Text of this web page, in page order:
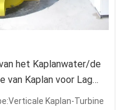
het Kaplanwater/de
van Kaplan voor Lage
Kaplan-Turbine